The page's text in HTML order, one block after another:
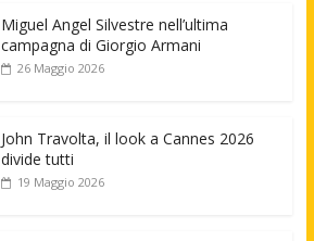
Miguel Angel Silvestre nell’ultima
campagna di Giorgio Armani
26 Maggio 2026
John Travolta, il look a Cannes 2026
divide tutti
19 Maggio 2026